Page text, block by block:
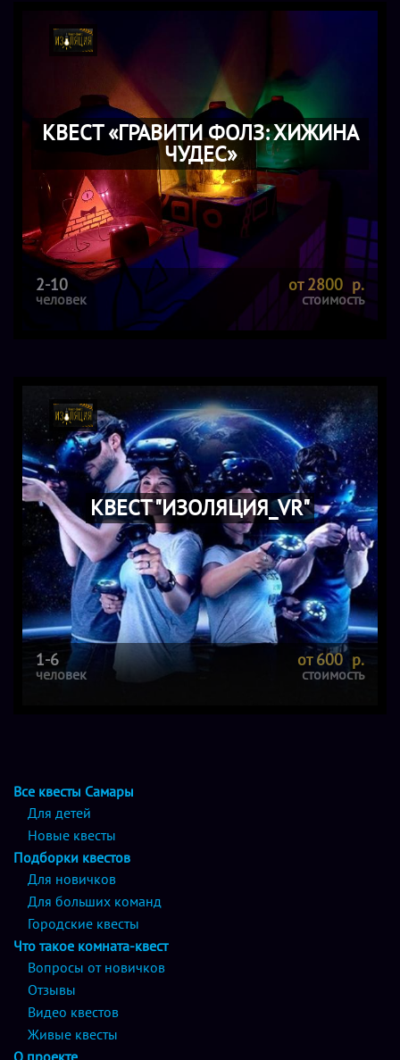
КВЕСТ «ГРАВИТИ ФОЛЗ: ХИЖИНА
ЧУДЕС»
2-10
человек
от 2800 р.
стоимость
КВЕСТ "ИЗОЛЯЦИЯ_VR"
1-6
человек
от 600 р.
стоимость
Все квесты Самары
Для детей
Новые квесты
Подборки квестов
Для новичков
Для больших команд
Городские квесты
Что такое комната-квест
Вопросы от новичков
Отзывы
Видео квестов
Живые квесты